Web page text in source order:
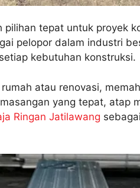
pilihan tepat untuk proyek
pelopor dalam industri
kebutuhan konstruksi.
atau renovasi,
yang tepat, atap
Ringan Jatilawang